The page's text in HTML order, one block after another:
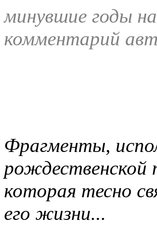
минувшие годы
комментарий
Фрагменты,
рождественской
которая тесно
его жизни...